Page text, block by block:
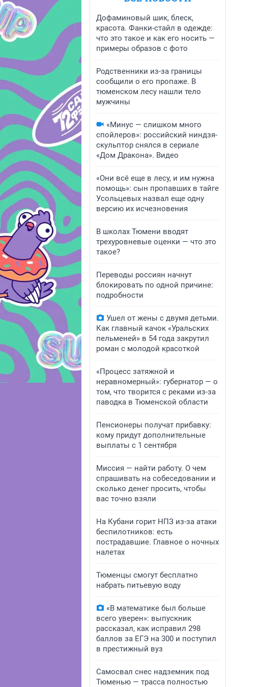
Дофаминовый шик, блеск,
красота. Фанки-стайл в одежде:
что это такое и как его носить —
примеры образов с фото
Родственники из-за границы
сообщили о его пропаже. В
тюменском лесу нашли тело
мужчины
«Минус — слишком много
спойлеров»: российский ниндзя-
скульптор снялся в сериале
«Дом Дракона». Видео
«Они всё еще в лесу, и им нужна
помощь»: сын пропавших в тайге
Усольцевых назвал еще одну
версию их исчезновения
В школах Тюмени вводят
трехуровневые оценки — что это
такое?
Переводы россиян начнут
блокировать по одной причине:
подробности
Ушел от жены с двумя детьми.
Как главный качок «Уральских
пельменей» в 54 года закрутил
роман с молодой красоткой
«Процесс затяжной и
неравномерный»: губернатор — о
том, что творится с реками из-за
паводка в Тюменской области
Пенсионеры получат прибавку:
кому придут дополнительные
выплаты с 1 сентября
Миссия — найти работу. О чем
спрашивать на собеседовании и
сколько денег просить, чтобы
вас точно взяли
На Кубани горит НПЗ из-за атаки
беспилотников: есть
пострадавшие. Главное о ночных
налетах
Тюменцы смогут бесплатно
набрать питьевую воду
«В математике был больше
всего уверен»: выпускник
рассказал, как исправил 298
баллов за ЕГЭ на 300 и поступил
в престижный вуз
Самосвал снес надземник под
Тюменью — трасса полностью